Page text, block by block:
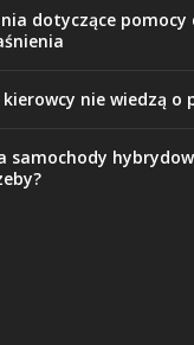
dotyczące pomocy
nie wiedzą o
samochody